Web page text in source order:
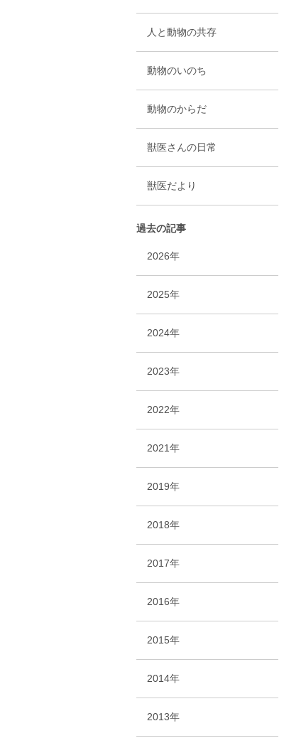
人と動物の共存
動物のいのち
動物のからだ
獣医さんの日常
獣医だより
過去の記事
2026年
2025年
2024年
2023年
2022年
2021年
2019年
2018年
2017年
2016年
2015年
2014年
2013年